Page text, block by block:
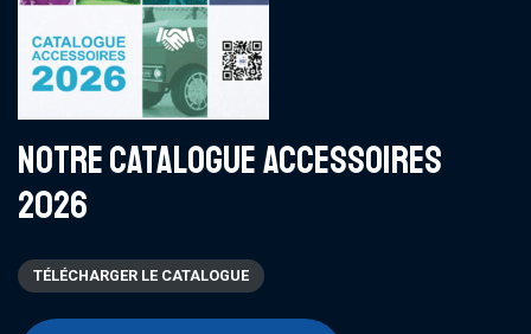
NOTRE CATALOGUE ACCESSOIRES
2026
TÉLÉCHARGER LE CATALOGUE